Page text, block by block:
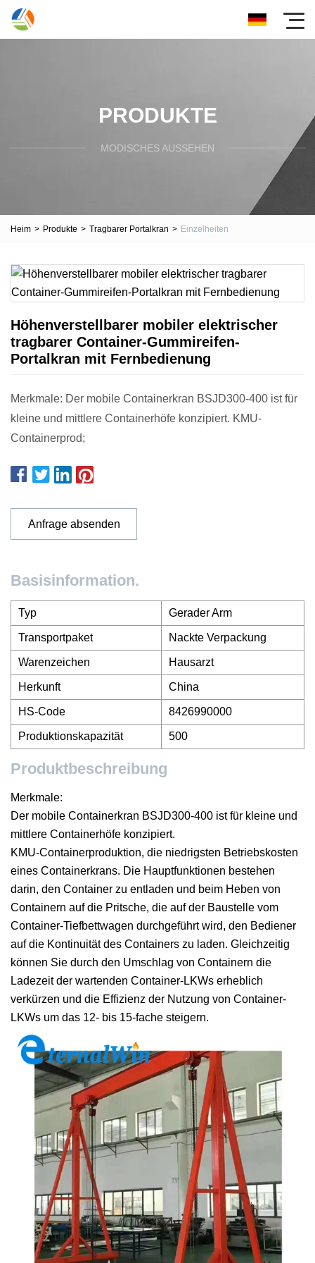
PRODUKTE
MODISCHES AUSSEHEN
Heim > Produkte > Tragbarer Portalkran > Einzelheiten
Höhenverstellbarer mobiler elektrischer
tragbarer Container-Gummireifen-
Portalkran mit Fernbedienung
Merkmale: Der mobile Containerkran BSJD300-400 ist für
kleine und mittlere Containerhöfe konzipiert. KMU-
Containerprod;
Anfrage absenden
Basisinformation.
Typ Gerader Arm
Transportpaket Nackte Verpackung
Warenzeichen Hausarzt
Herkunft China
HS-Code 8426990000
Produktionskapazität 500
Produktbeschreibung
Merkmale:
Der mobile Containerkran BSJD300-400 ist für kleine und
mittlere Containerhöfe konzipiert.
KMU-Containerproduktion, die niedrigsten Betriebskosten
eines Containerkrans. Die Hauptfunktionen bestehen
darin, den Container zu entladen und beim Heben von
Containern auf die Pritsche, die auf der Baustelle vom
Container-Tiefbettwagen durchgeführt wird, den Bediener
auf die Kontinuität des Containers zu laden. Gleichzeitig
können Sie durch den Umschlag von Containern die
Ladezeit der wartenden Container-LKWs erheblich
verkürzen und die Effizienz der Nutzung von Container-
LKWs um das 12- bis 15-fache steigern.